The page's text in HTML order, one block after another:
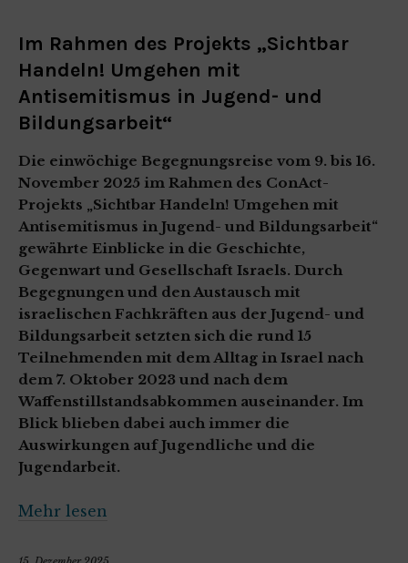
Im Rahmen des Projekts „Sichtbar
Handeln! Umgehen mit
Antisemitismus in Jugend- und
Bildungsarbeit“
Die einwöchige Begegnungsreise vom 9. bis 16.
November 2025 im Rahmen des ConAct-
Projekts „Sichtbar Handeln! Umgehen mit
Antisemitismus in Jugend- und Bildungsarbeit“
gewährte Einblicke in die Geschichte,
Gegenwart und Gesellschaft Israels. Durch
Begegnungen und den Austausch mit
israelischen Fachkräften aus der Jugend- und
Bildungsarbeit setzten sich die rund 15
Teilnehmenden mit dem Alltag in Israel nach
dem 7. Oktober 2023 und nach dem
Waffenstillstandsabkommen auseinander. Im
Blick blieben dabei auch immer die
Auswirkungen auf Jugendliche und die
Jugendarbeit.
Mehr lesen